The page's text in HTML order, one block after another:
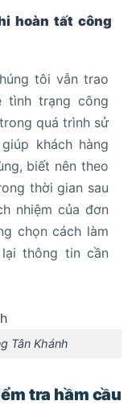
hoàn tất công
tôi vẫn trao
tình trạng công
quá trình sử
khách hàng
biết nên theo
thời gian sau
nhiệm của đơn
chọn cách làm
thông tin cần
Tân Khánh
tra hầm cầu